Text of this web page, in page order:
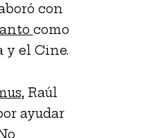
con
como
y el Cine.
, Raúl
ayudar